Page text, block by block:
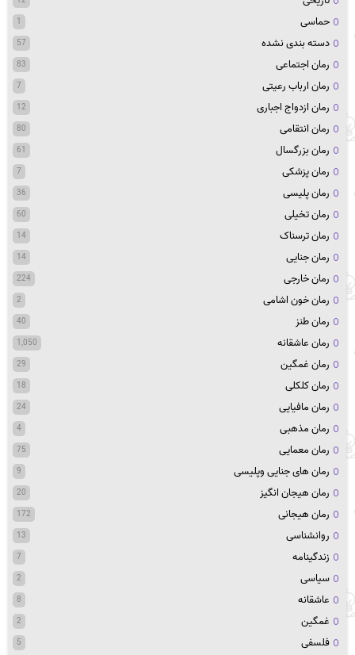
حماسی 1
دسته بندی نشده 57
رمان اجتماعی 83
رمان ارباب رعیتی 7
رمان ازدواج اجباری 12
رمان انتقامی 80
رمان بزرگسال 61
رمان پزشکی 7
رمان پلیسی 36
رمان تخیلی 60
رمان ترسناک 14
رمان جنایی 14
رمان خارجی 224
رمان خون اشامی 2
رمان طنز 40
رمان عاشقانه 1,050
رمان غمگین 29
رمان کلکلی 18
رمان مافیایی 24
رمان مذهبی 4
رمان معمایی 75
رمان های جنایی وپلیسی 9
رمان هیجان انگیز 20
رمان هیجانی 172
روانشناسی 13
زندگینامه 7
سیاسی 2
عاشقانه 8
غمگین 2
فلسفی 5